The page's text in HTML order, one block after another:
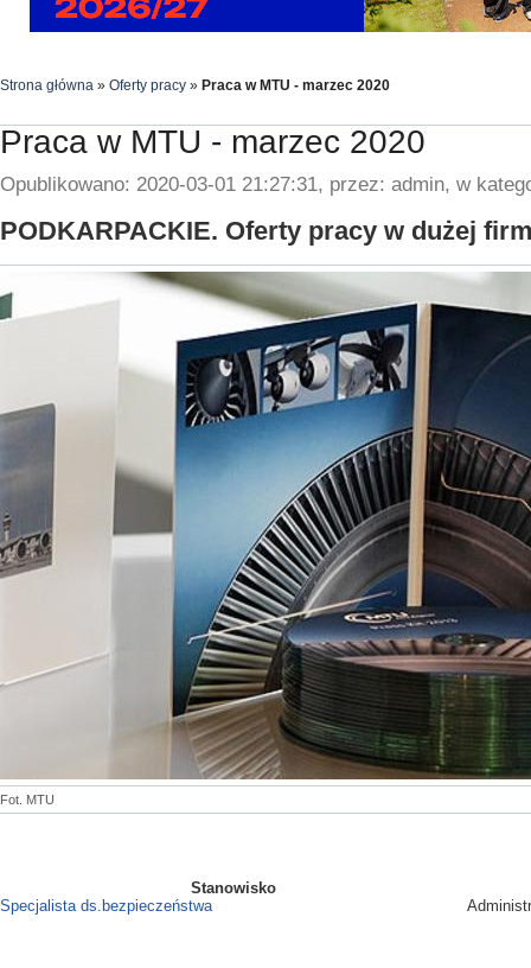
Strona główna » Oferty pracy » Praca w MTU - marzec 2020
Praca w MTU - marzec 2020
Opublikowano: 2020-03-01 21:27:31, przez: admin, w
PODKARPACKIE. Oferty pracy w dużej
Fot. MTU
Stanowisko
Specjalista ds.bezpieczeństwa